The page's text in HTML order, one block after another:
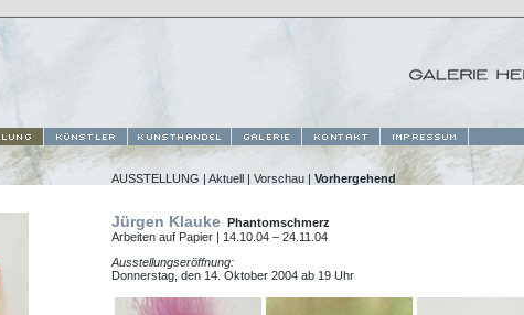
AUSSTELLUNG | Aktuell | Vorschau | Vorhergehend
Jürgen Klauke Phantomschmerz
Arbeiten auf Papier | 14.10.04 – 24.11.04
Ausstellungseröffnung:
Donnerstag, den 14. Oktober 2004 ab 19 Uhr